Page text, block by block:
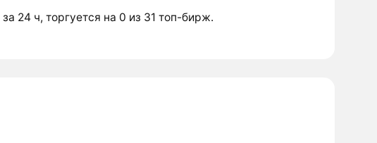
за 24 ч, торгуется на 0 из 31 топ-бирж.